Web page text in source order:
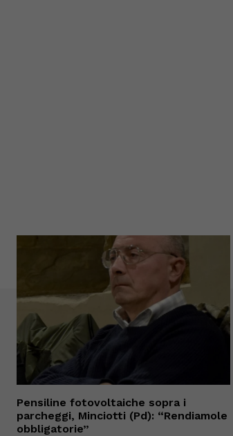
Pensiline fotovoltaiche sopra i
parcheggi, Minciotti (Pd): “Rendiamole
obbligatorie”